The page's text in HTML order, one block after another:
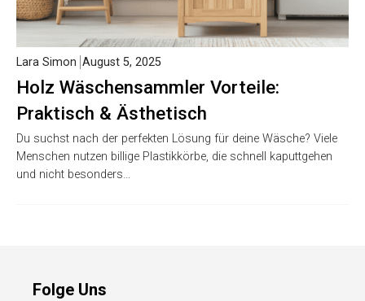
Holz Wäschensammler Vorteile:
Praktisch & Ästhetisch
Lara Simon August 5, 2025
Du suchst nach der perfekten Lösung für deine Wäsche? Viele
Menschen nutzen billige Plastikkörbe, die schnell kaputtgehen
und nicht besonders…
Folge Uns